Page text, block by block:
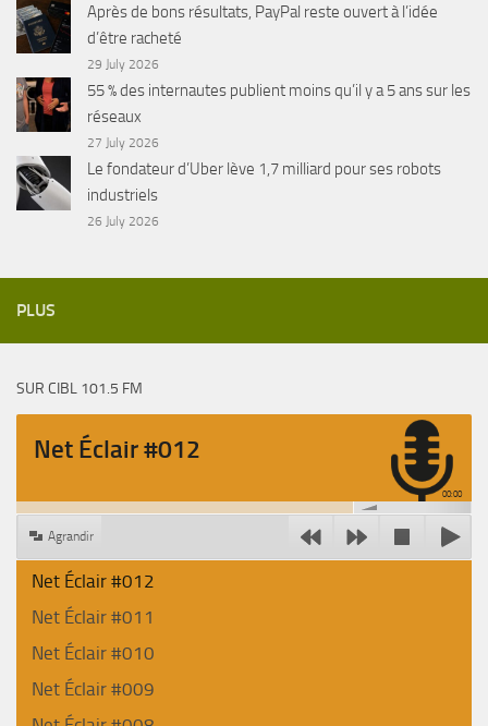
Après de bons résultats, PayPal reste ouvert à l’idée
d’être racheté
29 July 2026
55 % des internautes publient moins qu’il y a 5 ans sur les
réseaux
27 July 2026
Le fondateur d’Uber lève 1,7 milliard pour ses robots
industriels
26 July 2026
PLUS
SUR CIBL 101.5 FM
Net Éclair #012
00:00
Agrandir
Net Éclair #012
Net Éclair #011
Net Éclair #010
Net Éclair #009